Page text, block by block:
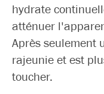
hydrate
atténuer
Après seulement
rajeunie et est
toucher.